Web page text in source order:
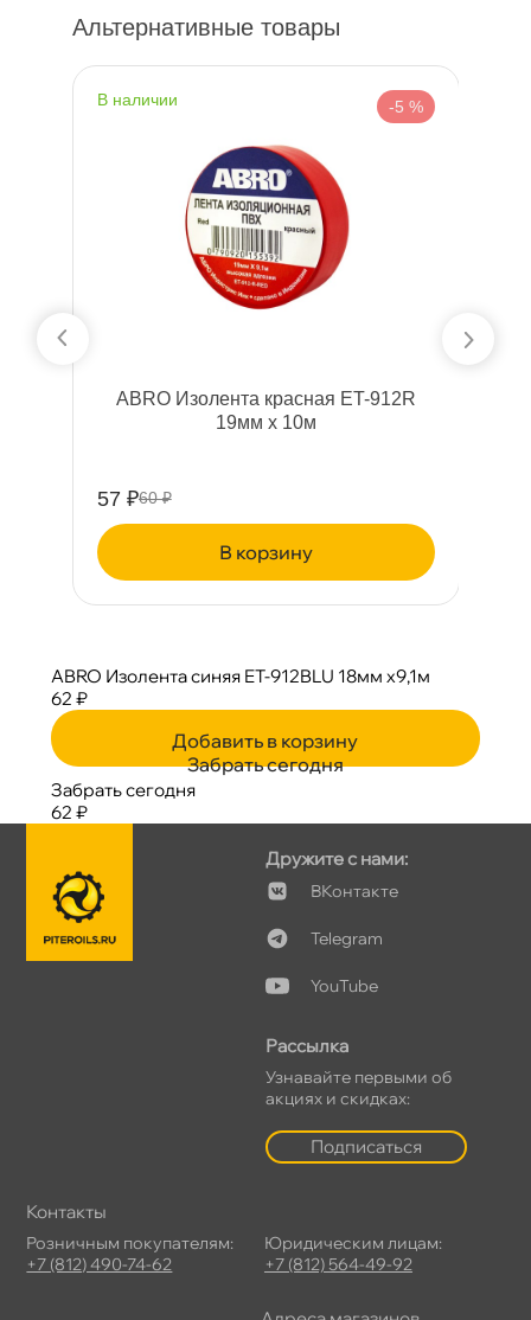
Альтернативные товары
наличии -5 %
ABRO Изолента красная ET-912R
19мм x 10м
57 ₽60 ₽
корзину
ABRO Изолента синяя ET-912BLU 18мм x9,1м
62 ₽
Добавить в корзину
Забрать сегодня
Забрать сегодня
62 ₽
Дружите с нами:
Контакте
Telegram
YouTube
Рассылка
Узнавайте первыми о
акциях и скидках:
Подписаться
Контакты
Розничным покупателям:
+7 (812) 490-74-62
Юридическим лицам:
+7 (812) 564-49-92